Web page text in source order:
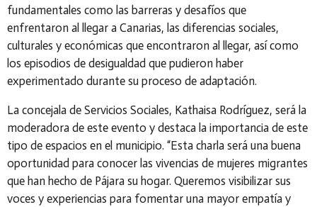
fundamentales como las barreras y desafíos que
enfrentaron al llegar a Canarias, las diferencias sociales,
culturales y económicas que encontraron al llegar, así como
los episodios de desigualdad que pudieron haber
experimentado durante su proceso de adaptación.
La concejala de Servicios Sociales, Kathaisa Rodríguez, será la
moderadora de este evento y destaca la importancia de este
tipo de espacios en el municipio. “Esta charla será una buena
oportunidad para conocer las vivencias de mujeres migrantes
que han hecho de Pájara su hogar. Queremos visibilizar sus
voces y experiencias para fomentar una mayor empatía y